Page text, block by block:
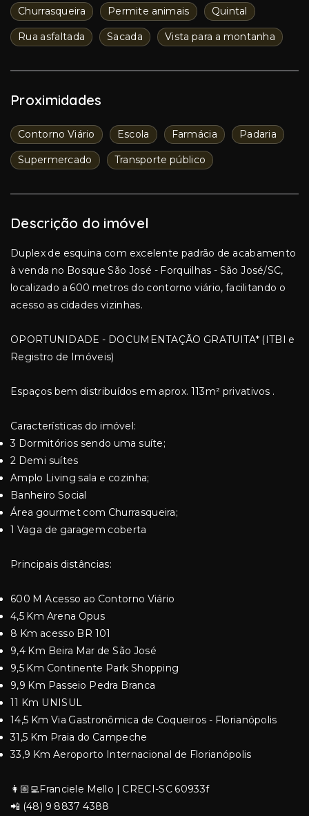
Churrasqueira Permite animais Quintal
Rua asfaltada Sacada Vista para a montanha
Proximidades
Contorno Viário Escola Farmácia Padaria
Supermercado Transporte público
Descrição do imóvel
Duplex de esquina com excelente padrão de acabamento
à venda no Bosque São José - Forquilhas - São José/SC,
localizado a 600 metros do contorno viário, facilitando o
acesso as cidades vizinhas.
OPORTUNIDADE - DOCUMENTAÇÃO GRATUITA* (ITBI e
Registro de Imóveis)
Espaços bem distribuídos em aprox. 113m² privativos .
Características do imóvel:
3 Dormitórios sendo uma suíte;
2 Demi suítes
Amplo Living sala e cozinha;
Banheiro Social
Área gourmet com Churrasqueira;
1 Vaga de garagem coberta
Principais distâncias:
600 M Acesso ao Contorno Viário
4,5 Km Arena Opus
8 Km acesso BR 101
9,4 Km Beira Mar de São José
9,5 Km Continente Park Shopping
9,9 Km Passeio Pedra Branca
11 Km UNISUL
14,5 Km Via Gastronômica de Coqueiros - Florianópolis
31,5 Km Praia do Campeche
33,9 Km Aeroporto Internacional de Florianópolis
👩🏼‍💻Franciele Mello | CRECI-SC 60933f
📲 (48) 9 8837 4388